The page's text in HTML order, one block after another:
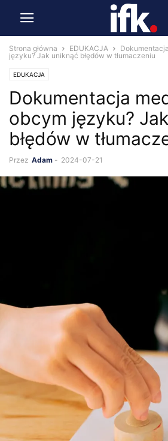
Strona główna EDUKACJA
języku? Jak uniknąć błędów w tłumaczeniu
EDUKACJA
Dokumentacja
obcym języku?
błędów w
Przez Adam - 2024-07-21